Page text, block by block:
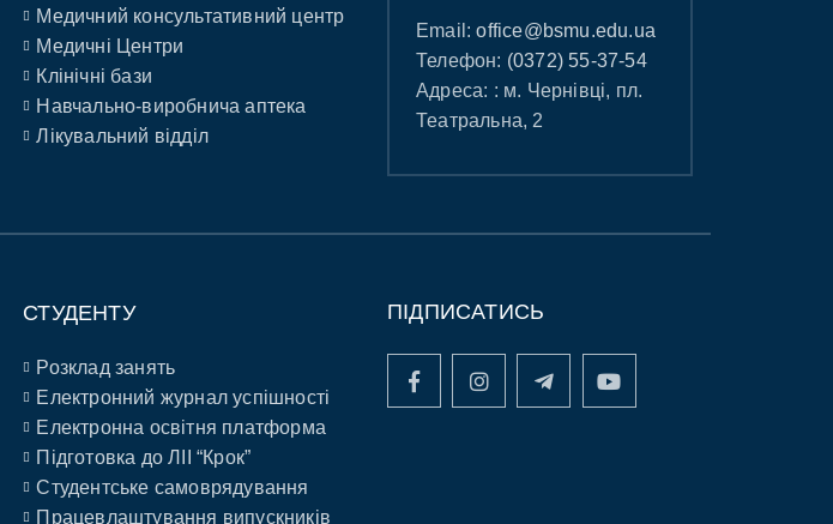
Медичний консультативний центр
Медичні Центри
Клінічні бази
Навчально-виробнича аптека
Лікувальний відділ
Email:office@bsmu.edu.ua
Телефон: (0372) 55-37-54
Адреса: : м. Чернівці, пл.
Театральна, 2
СТУДЕНТУ
Розклад занять
Електронний журнал успішності
Електронна освітня платформа
Підготовка до ЛІІ “Крок”
Студентське самоврядування
Працевлаштування випускників
ПІДПИСАТИСЬ